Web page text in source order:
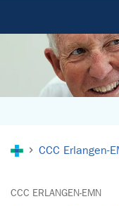
CCC Erlangen-
CCC ERLANGEN-EMN